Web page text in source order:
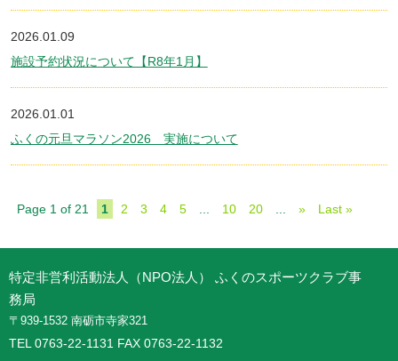
2026.01.09
施設予約状況について【R8年1月】
2026.01.01
ふくの元旦マラソン2026 実施について
Page 1 of 21 1 2 3 4 5 10 20 » Last »
特定非営利活動法人（NPO法人） ふくのスポーツクラブ事
務局
〒939-1532 南砺市寺家321
TEL 0763-22-1131 FAX 0763-22-1132